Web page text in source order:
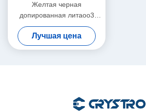
Желтая черная
допированная литаоо3
вольфра для
фоторефракции
Лучшая цена